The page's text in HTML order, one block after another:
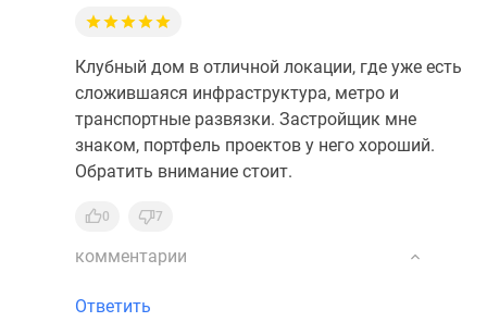
Клубный дом в отличной локации, где уже есть
сложившаяся инфраструктура, метро и
транспортные развязки. Застройщик мне
знаком, портфель проектов у него хороший.
Обратить внимание стоит.
0 7
комментарии
Ответить